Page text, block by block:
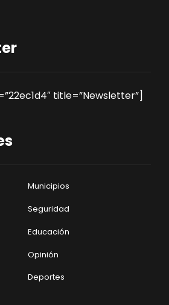
title=”Newsletter”]
Municipios
Seguridad
Educación
Opinión
Deportes